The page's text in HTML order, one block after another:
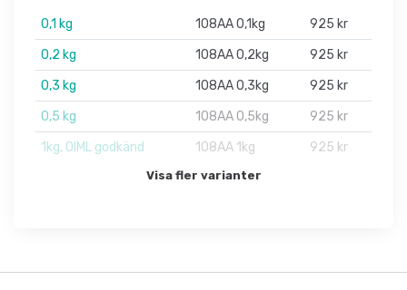
0,1 kg 108AA 0,1kg
925 kr
0,2 kg
108AA 0,2kg
925 kr
0,3 kg
108AA 0,3kg
925 kr
0,5 kg
108AA 0,5kg
925 kr
1kg, OIML godkänd
108AA 1kg 925 kr
Visa fler varianter